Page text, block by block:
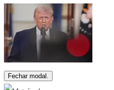
Fechar modal.